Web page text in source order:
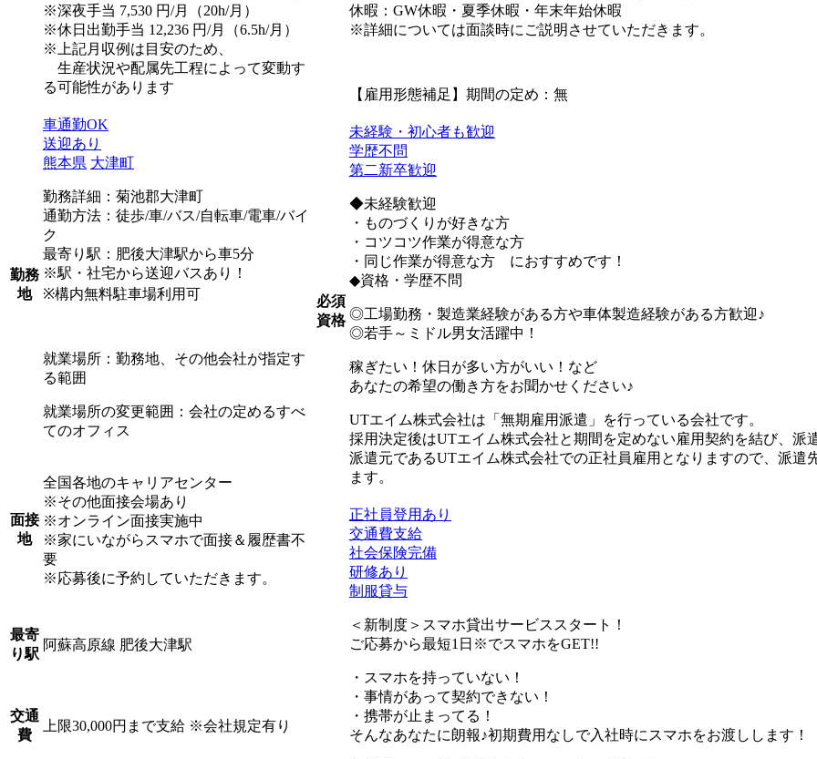
※深夜手当 7,530 円/月（20h/月）
※休日出勤手当 12,236 円/月（6.5h/月）
※上記月収例は目安のため、
生産状況や配属先工程によって変動す
る可能性があります
勤務
地
車通勤OK
送迎あり
熊本県 大津町
勤務詳細：菊池郡大津町
通勤方法：徒歩/車/バス/自転車/電車/バイ
ク
最寄り駅：肥後大津駅から車5分
※駅・社宅から送迎バスあり！
※構内無料駐車場利用可
就業場所：勤務地、その他会社が指定す
る範囲
就業場所の変更範囲：会社の定めるすべ
てのオフィス
面接
地
全国各地のキャリアセンター
※その他面接会場あり
※オンライン面接実施中
※家にいながらスマホで面接＆履歴書不
要
※応募後に予約していただきます。
最寄
り駅
阿蘇高原線 肥後大津駅
交通
費
上限30,000円まで支給 ※会社規定有り
休暇：GW休暇・夏季休暇・年末年始休暇
※詳細については面談時にご説明させていただきます。
【雇用形態補足】期間の定め：無
必須
資格
未経験・初心者も歓迎
学歴不問
第二新卒歓迎
◆未経験歓迎
・ものづくりが好きな方
・コツコツ作業が得意な方
・同じ作業が得意な方 におすすめです！
◆資格・学歴不問
◎工場勤務・製造業経験がある方や車体製造経験がある方歓迎♪
◎若手～ミドル男女活躍中！
稼ぎたい！休日が多い方がいい！など
あなたの希望の働き方をお聞かせください♪
UTエイム株式会社は「無期雇用派遣」を行っている会社です。
採用決定後はUTエイム株式会社と期間を定めない雇用契約を結び、派
派遣元であるUTエイム株式会社での正社員雇用となりますので、派
ます。
正社員登用あり
交通費支給
社会保険完備
研修あり
制服貸与
＜新制度＞スマホ貸出サービススタート！
ご応募から最短1日※でスマホをGET!!
・スマホを持っていない！
・事情があって契約できない！
・携帯が止まってる！
そんなあなたに朗報♪初期費用なしで入社時にスマホをお渡しします！